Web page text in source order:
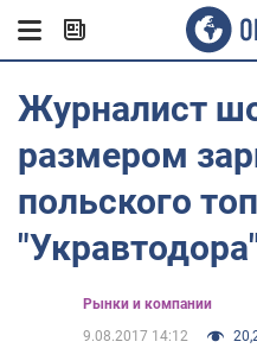
Журналист
размером
польского
Рынки и компании
9.08.2017 14:12